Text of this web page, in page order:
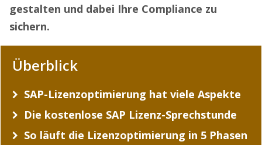
gestalten und dabei Ihre Compliance zu
sichern.
Überblick
SAP-Lizenzoptimierung hat viele Aspekte
Die kostenlose SAP Lizenz-Sprechstunde
So läuft die Lizenzoptimierung in 5 Phasen